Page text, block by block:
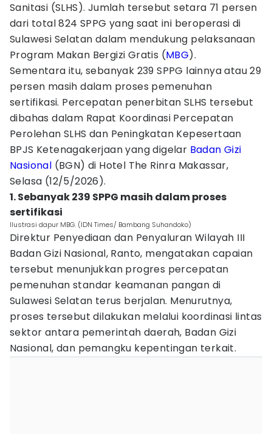
Sanitasi (SLHS). Jumlah tersebut setara 71 persen
dari total 824 SPPG yang saat ini beroperasi di
Sulawesi Selatan dalam mendukung pelaksanaan
Program Makan Bergizi Gratis (MBG).
Sementara itu, sebanyak 239 SPPG lainnya atau 29
persen masih dalam proses pemenuhan
sertifikasi. Percepatan penerbitan SLHS tersebut
dibahas dalam Rapat Koordinasi Percepatan
Perolehan SLHS dan Peningkatan Kepesertaan
BPJS Ketenagakerjaan yang digelar Badan Gizi
Nasional (BGN) di Hotel The Rinra Makassar,
Selasa (12/5/2026).
1. Sebanyak 239 SPPG masih dalam proses
sertifikasi
Ilustrasi dapur MBG. (IDN Times/ Bambang Suhandoko)
Direktur Penyediaan dan Penyaluran Wilayah III
Badan Gizi Nasional, Ranto, mengatakan capaian
tersebut menunjukkan progres percepatan
pemenuhan standar keamanan pangan di
Sulawesi Selatan terus berjalan. Menurutnya,
proses tersebut dilakukan melalui koordinasi lintas
sektor antara pemerintah daerah, Badan Gizi
Nasional, dan pemangku kepentingan terkait.